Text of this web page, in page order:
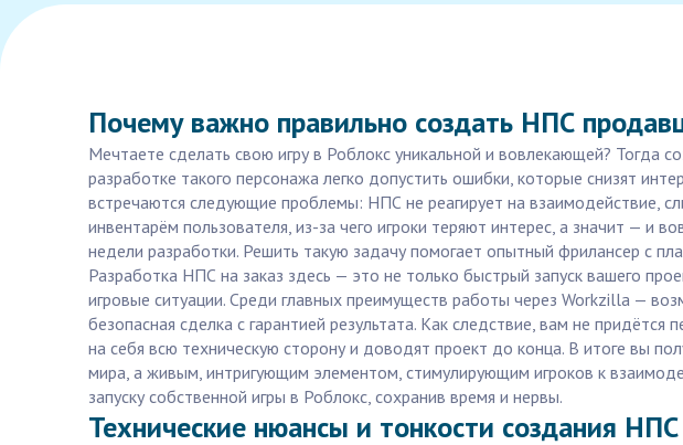
Почему важно правильно создать НПС
Мечтаете сделать свою игру в Роблокс уникальной и вовлекающей? Тогда
разработке такого персонажа легко допустить ошибки, которые снизят
встречаются следующие проблемы: НПС не реагирует на взаимодействие,
инвентарём пользователя, из-за чего игроки теряют интерес, а значит — и
недели разработки. Решить такую задачу помогает опытный фрилансер с
Разработка НПС на заказ здесь — это не только быстрый запуск вашего
игровые ситуации. Среди главных преимуществ работы через Workzilla —
безопасная сделка с гарантией результата. Как следствие, вам не
на себя всю техническую сторону и доводят проект до конца. В итоге вы
мира, а живым, интригующим элементом, стимулирующим игроков к
запуску собственной игры в Роблокс, сохранив время и нервы.
Технические нюансы и тонкости создания